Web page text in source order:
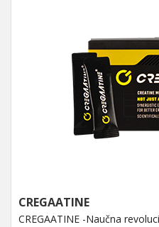
CREGAATINE
CREGAATINE -Naučna